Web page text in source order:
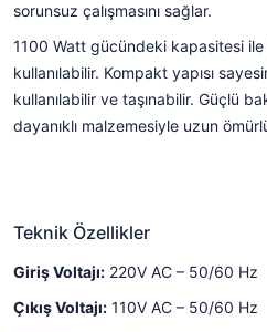
sorunsuz çalışmasını sağlar.
1100 Watt gücündeki kapasitesi
kullanılabilir. Kompakt yapısı
kullanılabilir ve taşınabilir. Güçlü
dayanıklı malzemesiyle uzun
Teknik Özellikler
Giriş Voltajı: 220V AC – 50/60 Hz
Çıkış Voltajı: 110V AC – 50/60 Hz